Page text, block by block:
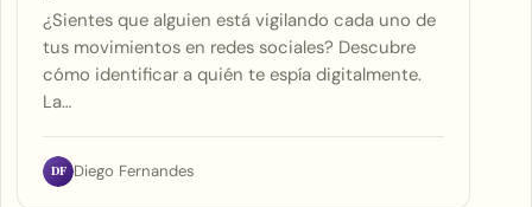
¿Sientes que alguien está vigilando cada uno de
tus movimientos en redes sociales? Descubre
cómo identificar a quién te espía digitalmente.
La…
DF Diego Fernandes